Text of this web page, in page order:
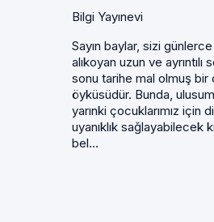
Bilgi Yayınevi
Sayın baylar, sizi
alıkoyan uzun ve ayrıntılı
sonu tarihe mal olmuş bir
öyküsüdür. Bunda,
yarınki çocuklarımız için
uyanıklık sağlayabilecek
bel...